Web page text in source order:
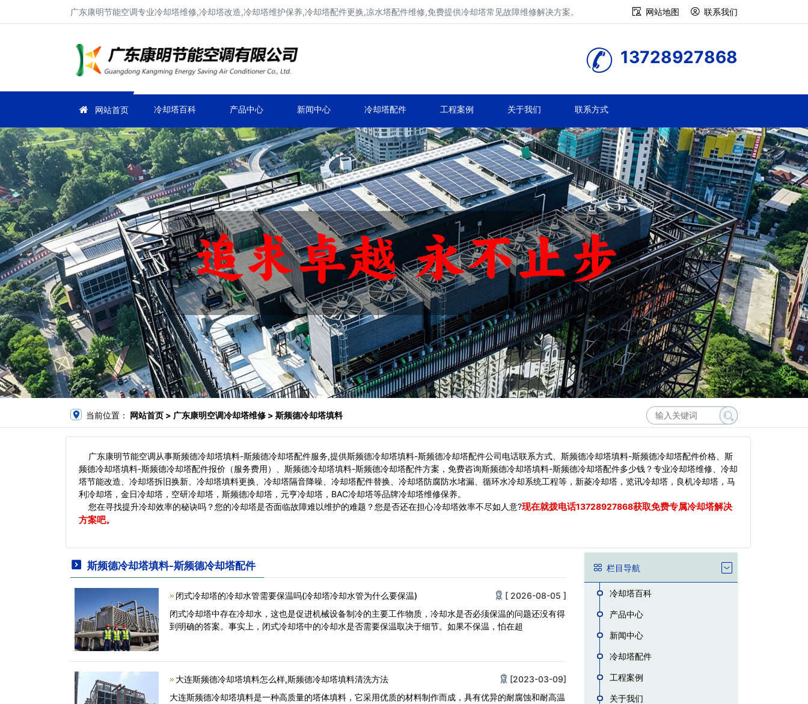
广东康明节能空调专业冷却塔维修,冷却塔改造,冷却塔维护保养,冷却塔配件更换,凉水塔配件维修,免费提供冷却塔常见故障维修解决方案。 网站地图 联系我们
13728927868
网站首页 冷却塔百科 产品中心 新闻中心 冷却塔配件 工程案例 关于我们 联系方式
当前位置： 网站首页 > 广东康明空调冷却塔维修 > 斯频德冷却塔填料
广东康明节能空调从事斯频德冷却塔填料-斯频德冷却塔配件服务,提供斯频德冷却塔填料-斯频德冷却塔配件公司电话联系方式、斯频德冷却塔填料-斯频德冷却塔配件价格、斯
频德冷却塔填料-斯频德冷却塔配件报价（服务费用）、斯频德冷却塔填料-斯频德冷却塔配件方案，免费咨询斯频德冷却塔填料-斯频德冷却塔配件多少钱？专业冷却塔维修、冷却
塔节能改造、冷却塔拆旧换新、冷却塔填料更换、冷却塔隔音降噪、冷却塔配件替换、冷却塔防腐防水堵漏、循环水冷却系统工程等，新菱冷却塔，览讯冷却塔，良机冷却塔，马
利冷却塔，金日冷却塔，空研冷却塔，斯频德冷却塔，元亨冷却塔，BAC冷却塔等品牌冷却塔维修保养。
您在寻找提升冷却效率的秘诀吗？您的冷却塔是否面临故障难以维护的难题？您是否还在担心冷却塔效率不尽如人意?现在就拨电话13728927868获取免费专属冷却塔解决
方案吧。
斯频德冷却塔填料-斯频德冷却塔配件
闭式冷却塔的冷却水管需要保温吗(冷却塔冷却水管为什么要保温)
[ 2026-08-05 ]
闭式冷却塔中存在冷却水，这也是促进机械设备制冷的主要工作物质，冷却水是否必须保温的问题还没有得
到明确的答案。事实上，闭式冷却塔中的冷却水是否需要保温取决于细节。如果不保温，怕在超
大连斯频德冷却塔填料怎么样,斯频德冷却塔填料清洗方法
[2023-03-09]
大连斯频德冷却塔填料是一种高质量的塔体填料，它采用优质的材料制作而成，具有优异的耐腐蚀和耐高温
栏目导航
冷却塔百科
产品中心
新闻中心
冷却塔配件
工程案例
关于我们